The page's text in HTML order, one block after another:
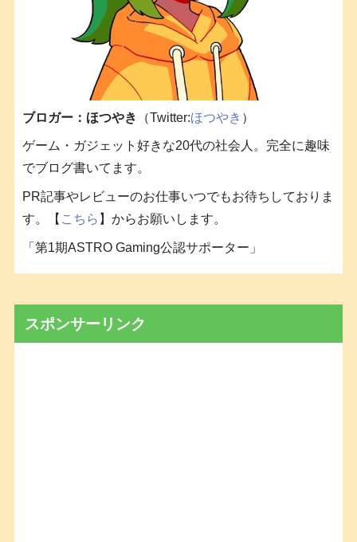
ブロガー：ほつやき （Twitter:ほつやき ）
ゲーム・ガジェット好きな20代の社会人。完全に趣味
でブログ書いてます。
PR記事やレビューのお仕事いつでもお待ちしておりま
す。【 こちら 】からお願いします。
「第1期ASTRO Gaming公認サポーター」
スポンサーリンク